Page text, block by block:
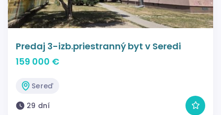
Predaj 3-izb.priestranný byt v Seredi
159 000 €
Sereď
29 dní